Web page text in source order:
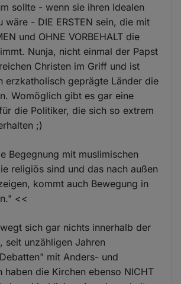
sollte - wenn sie ihren Idealen
wäre - DIE ERSTEN sein, die mit
und OHNE VORBEHALT die
Nunja, nicht einmal der Papst
Christen im Griff und ist
erzkatholisch geprägte Länder die
Womöglich gibt es gar eine
die Politiker, die sich so extrem
;)
Begegnung mit muslimischen
religiös sind und das nach außen
kommt auch Bewegung in
<<
sich gar nichts innerhalb der
seit unzähligen Jahren
mit Anders- und
haben die Kirchen ebenso NICHT